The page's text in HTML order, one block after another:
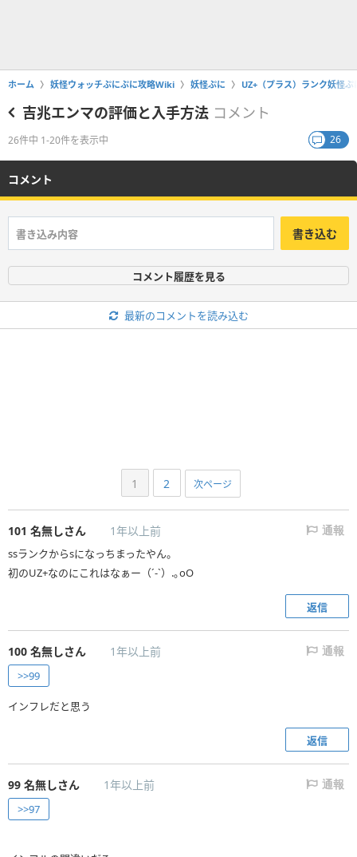
ホーム 妖怪ウォッチぷにぷに攻略Wiki 妖怪ぷに UZ+（プラス）ランク妖怪ぷ
吉兆エンマの評価と入手方法 コメント
26件中 1-20件を表示中 26
コメント
書き込む
コメント履歴を見る
最新のコメントを読み込む
1 2 次ページ
101 名無しさん 1年以上前 通報
ssランクからsになっちまったやん。
初のUZ+なのにこれはなぁー（´-`）.｡oO
返信
100 名無しさん 1年以上前 通報
>>99
インフレだと思う
返信
99 名無しさん 1年以上前 通報
>>97